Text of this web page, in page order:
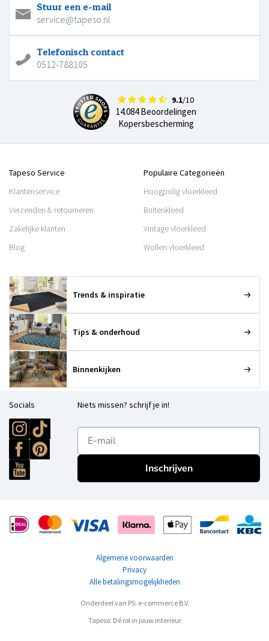
Stuur een e-mail
service@tapeso.nl
Telefonisch contact
0512-788105
9.1/10
14.084 Beoordelingen
Kopersbescherming
Tapeso Service
Klantenservice
Verzenden & retourneren
Zakelijke klanten
Blog
Populaire Categorieën
Hoogpolig vloerkleed
Buitenkleed
Vintage vloerkleed
Wollen vloerkleed
Trends & inspiratie
Tips & onderhoud
Binnenkijken
Socials Niets missen? schrijf je in!
E-mailadres
Inschrijven
Algemene voorwaarden
Privacy
Alle betalingsmogelijkheden
Onderdeel van PS: e-commerce B.V.
Tapeso: Dé rol in jouw interieur